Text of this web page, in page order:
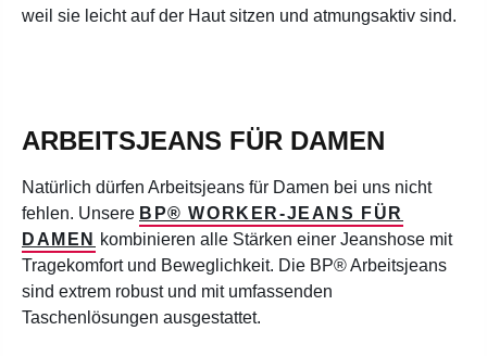
weil sie leicht auf der Haut sitzen und atmungsaktiv sind.
ARBEITSJEANS FÜR DAMEN
Natürlich dürfen Arbeitsjeans für Damen bei uns nicht
fehlen. Unsere BP® WORKER-JEANS FÜR
DAMEN
kombinieren alle Stärken einer Jeanshose mit
Tragekomfort und Beweglichkeit. Die BP® Arbeitsjeans
sind extrem robust und mit umfassenden
Taschenlösungen ausgestattet.